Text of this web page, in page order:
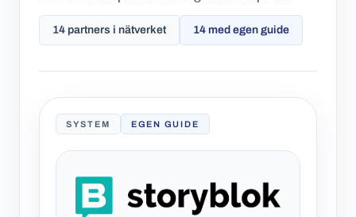
14 partners i nätverket 14 med egen guide
SYSTEM EGEN GUIDE